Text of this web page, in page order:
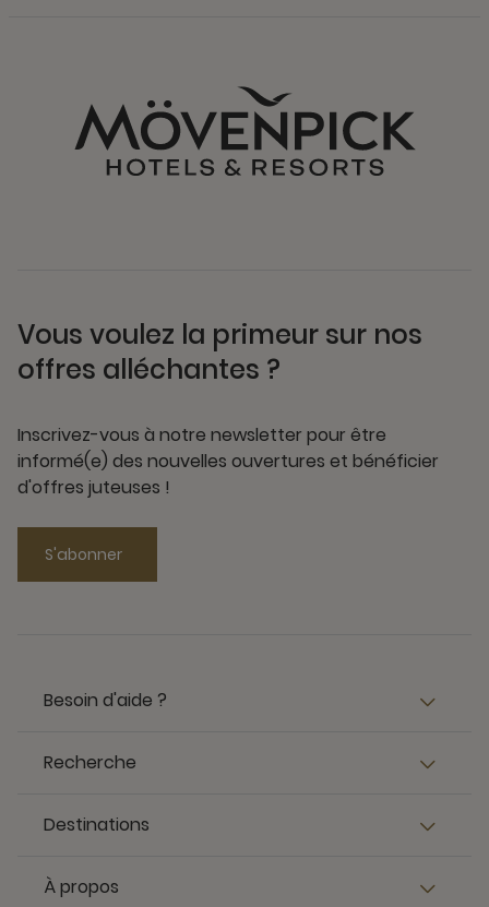
Vous voulez la primeur sur nos
offres alléchantes ?
Inscrivez-vous à notre newsletter pour être
informé(e) des nouvelles ouvertures et bénéficier
d'offres juteuses !
S'abonner
Besoin d'aide ?
Recherche
Destinations
À propos